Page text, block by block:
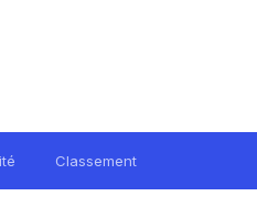
Classement